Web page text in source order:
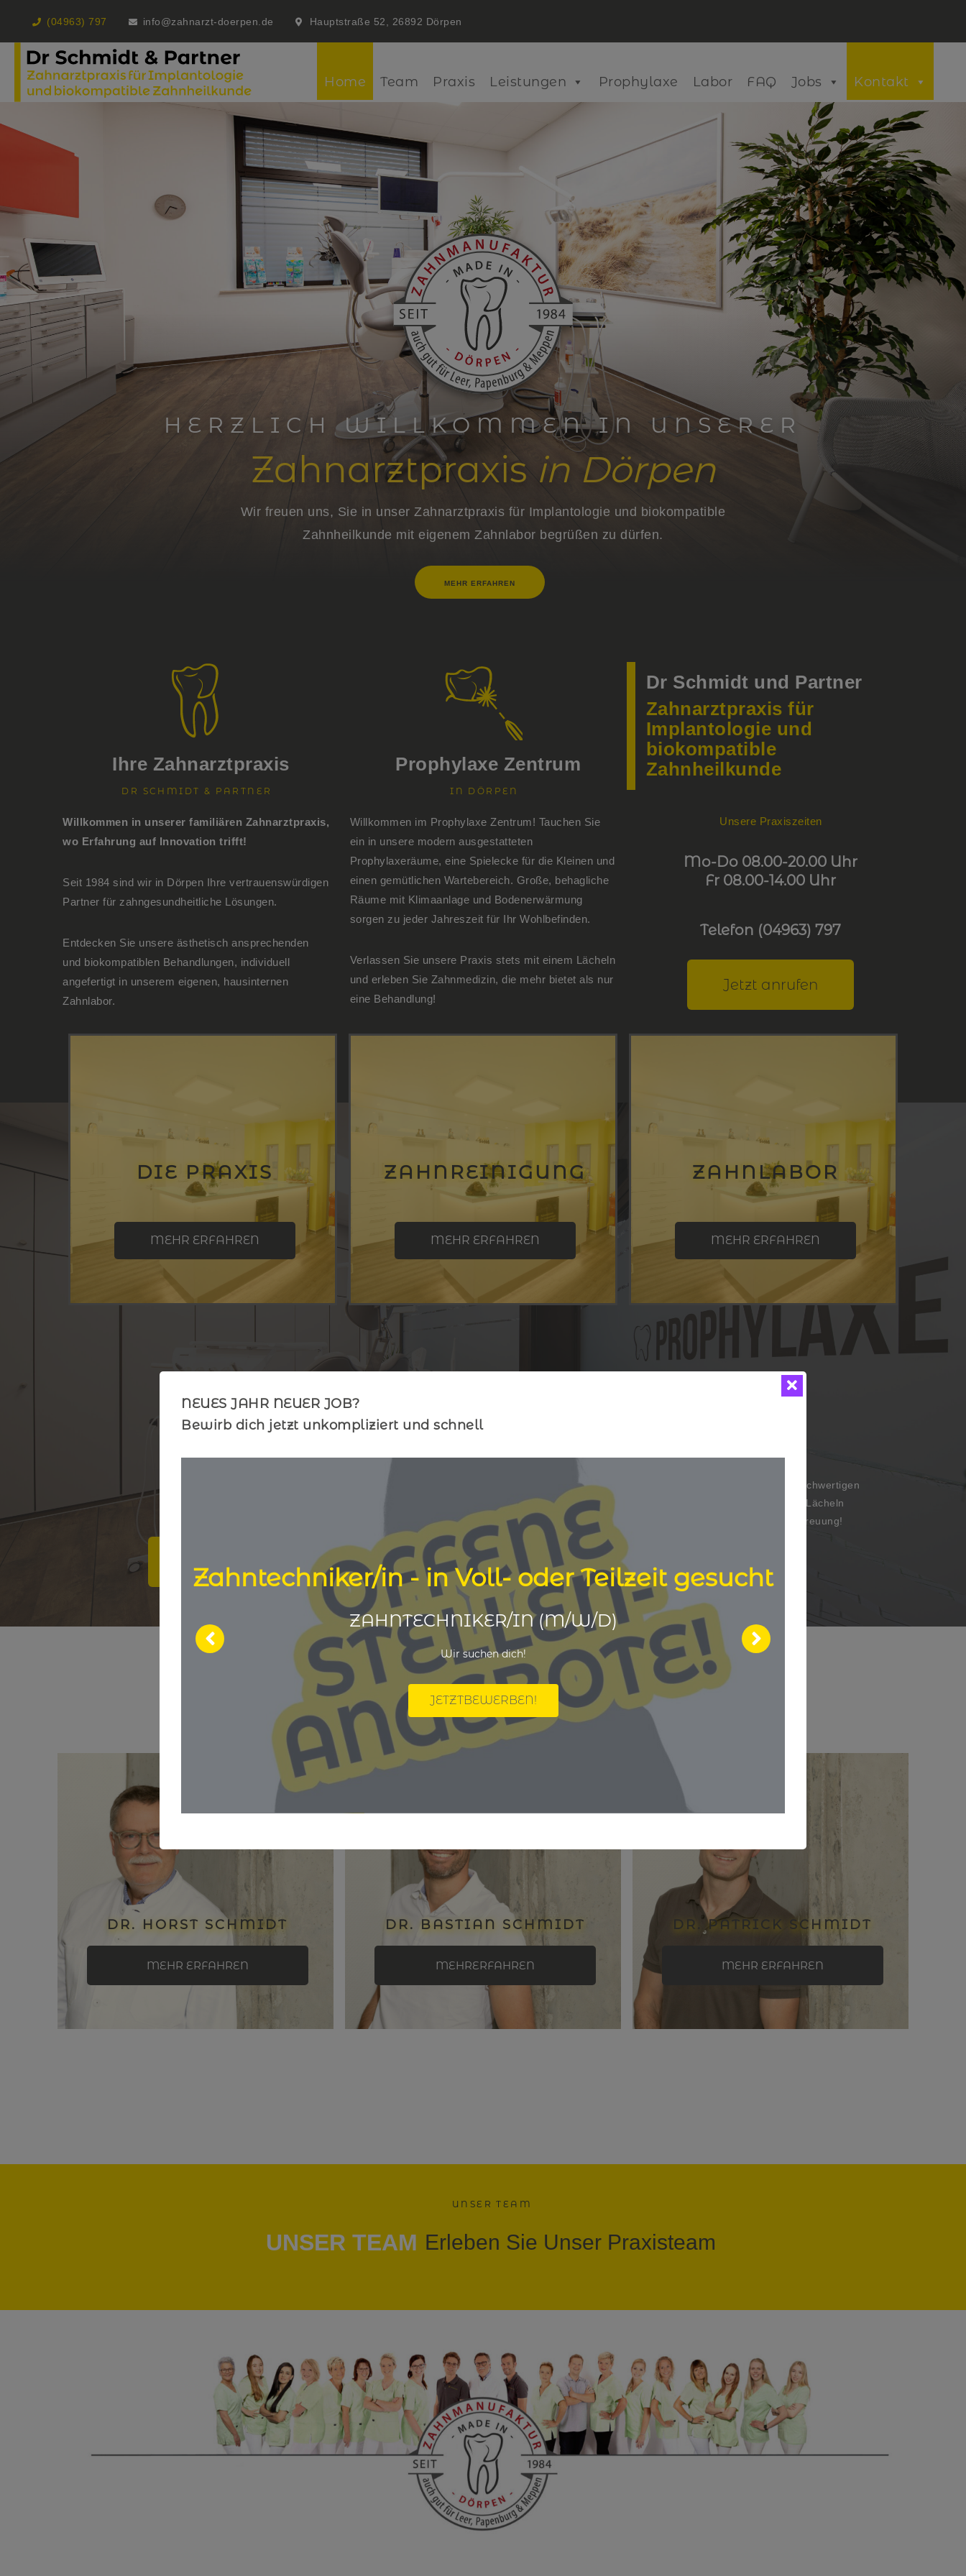
(04963) 797 info@zahnarzt-doerpen.de Hauptstraße 52, 26892 Dörpen
Home Team Praxis Leistungen Prophylaxe Labor FAQ Jobs Kontakt
HERZLICH WILLKOMMEN IN UNSERER
Zahnarztpraxisin Dörpen
Wir freuen uns, Sie in unser Zahnarztpraxis für Implantologie und biokompatible
Zahnheilkunde mit eigenem Zahnlabor begrüßen zu dürfen.
MEHR ERFAHREN
Ihre Zahnarztpraxis
DR SCHMIDT & PARTNER
Willkommen in unserer familiären Zahnarztpraxis,
wo Erfahrung auf Innovation trifft!
Seit 1984 sind wir in Dörpen Ihre vertrauenswürdigen
Partner für zahngesundheitliche Lösungen.
Entdecken Sie unsere ästhetisch ansprechenden
und biokompatiblen Behandlungen, individuell
angefertigt in unserem eigenen, hausinternen
Zahnlabor.
Prophylaxe Zentrum
IN DÖRPEN
Willkommen im Prophylaxe Zentrum! Tauchen Sie
ein in unsere modern ausgestatteten
Prophylaxeräume, eine Spielecke für die Kleinen und
einen gemütlichen Wartebereich. Große, behagliche
Räume mit Klimaanlage und Bodenerwärmung
sorgen zu jeder Jahreszeit für Ihr Wohlbefinden.
Verlassen Sie unsere Praxis stets mit einem Lächeln
und erleben Sie Zahnmedizin, die mehr bietet als nur
eine Behandlung!
Dr Schmidt und Partner
Zahnarztpraxis für
Implantologie und
biokompatible
Zahnheilkunde
Unsere Praxiszeiten
Mo-Do 08.00-20.00 Uhr
Fr 08.00-14.00 Uhr
Telefon (04963) 797
Jetzt anrufen
DIE PRAXIS
MEHR ERFAHREN
ZAHNREINIGUNG
MEHR ERFAHREN
ZAHNLABOR
MEHR ERFAHREN
Zum Prophylaxe Zentrum
Vorbeugen ist besser als bohren! Sichern Sie sich mit unserer hochwertigen
Prophylaxe in der Zahnpflege den Schutz und die Pflege, die Ihr Lächeln
verdient. Besuchen Sie uns in der Praxis für eine individuelle Betreuung!
Ihre Zahnärzte im Emsland
DR. HORST SCHMIDT
MEHR ERFAHREN
DR. BASTIAN SCHMIDT
MEHRERFAHREN
DR. PATRICK SCHMIDT
MEHR ERFAHREN
UNSER TEAM
UNSER TEAM Erleben Sie Unser Praxisteam
NEUES JAHR NEUER JOB?
Bewirb dich jetzt unkompliziert und schnell
Zahntechniker/in - in Voll- oder Teilzeit gesucht
ZAHNTECHNIKER/IN (M/W/D)
Wir suchen dich!
JETZTBEWERBEN!